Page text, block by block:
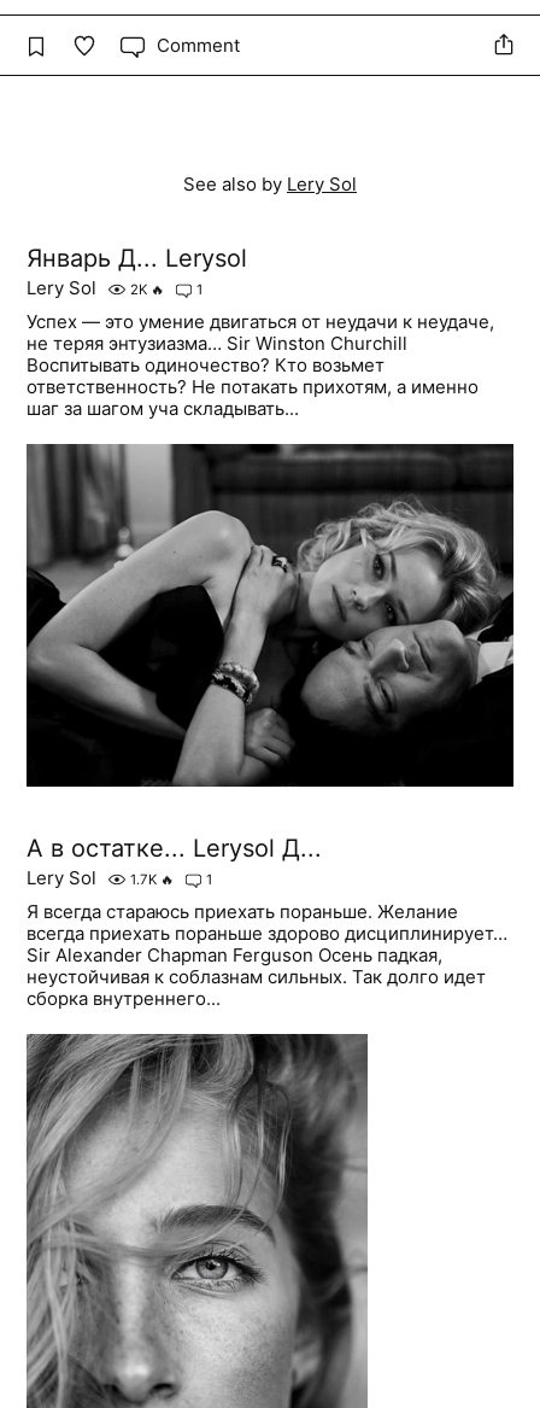
Comment
See also by Lery Sol
Январь Д... Lerysol
Lery Sol 2K 🔥 1
Успех — это умение двигаться от неудачи к неудаче,
не теряя энтузиазма… Sir Winston Churchill
Воспитывать одиночество? Кто возьмет
ответственность? Не потакать прихотям, а именно
шаг за шагом уча складывать...
А в остатке... Lerysol Д...
Lery Sol 1.7K 🔥 1
Я всегда стараюсь приехать пораньше. Желание
всегда приехать пораньше здорово дисциплинирует…
Sir Alexander Chapman Ferguson Осень падкая,
неустойчивая к соблазнам сильных. Так долго идет
сборка внутреннего...